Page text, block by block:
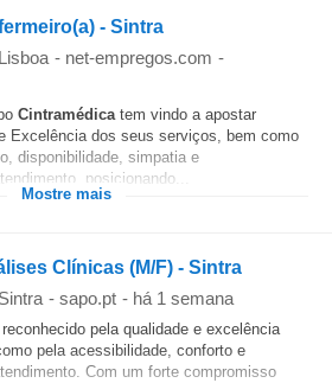
- Sintra
Lisboa - net-empregos.com -
Cintramédicatem vindo a apostar
Excelência dos seus serviços, bem como
disponibilidade, simpatia e
posicionando...
Mostre mais
Clínicas (M/F) - Sintra
Sintra - sapo.pt - há 1 semana
pela qualidade e excelência
pela acessibilidade, conforto e
Com um forte compromisso